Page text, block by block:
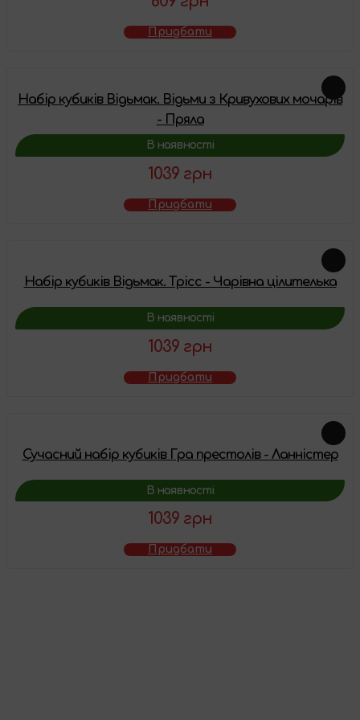
Придбати
Набір кубиків Відьмак. Відьми з Кривухових мочарів
- Пряла
В наявності
1039 грн
Придбати
Набір кубиків Відьмак. Трісс - Чарівна цілителька
В наявності
1039 грн
Придбати
Сучасний набір кубиків Гра престолів - Ланністер
В наявності
1039 грн
Придбати